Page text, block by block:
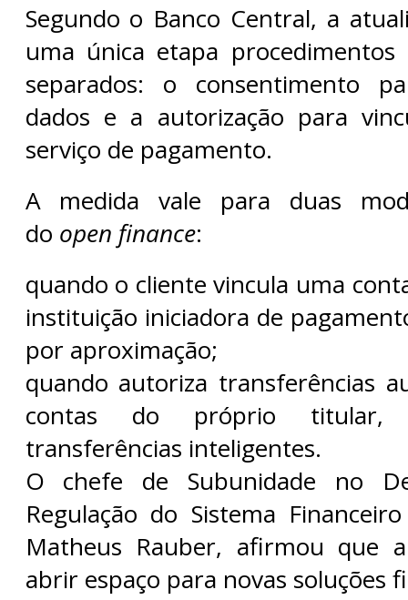
Segundo o Banco Central, a
uma única etapa
separados: o consentimento
dados e a autorização para
serviço de pagamento.
A medida vale para duas
do open finance:
quando o cliente vincula uma
instituição iniciadora de
por aproximação;
quando autoriza transferências
contas do próprio titular,
transferências inteligentes.
O chefe de Subunidade no
Regulação do Sistema
Matheus Rauber, afirmou que
abrir espaço para novas soluções